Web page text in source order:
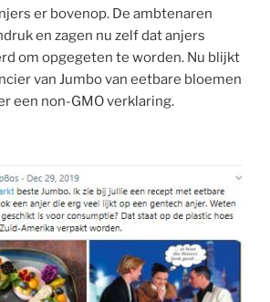
er bovenop. De ambtenaren
en zagen nu zelf dat anjers
om opgegeten te worden. Nu blijkt
van Jumbo van eetbare bloemen
een non-GMO verklaring.